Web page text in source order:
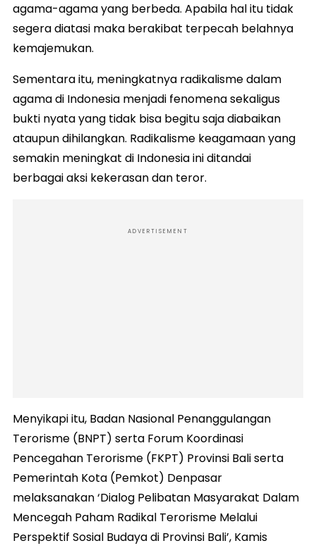
agama-agama yang berbeda. Apabila hal itu tidak
segera diatasi maka berakibat terpecah belahnya
kemajemukan.
Sementara itu, meningkatnya radikalisme dalam
agama di Indonesia menjadi fenomena sekaligus
bukti nyata yang tidak bisa begitu saja diabaikan
ataupun dihilangkan. Radikalisme keagamaan yang
semakin meningkat di Indonesia ini ditandai
berbagai aksi kekerasan dan teror.
ADVERTISEMENT
Menyikapi itu, Badan Nasional Penanggulangan
Terorisme (BNPT) serta Forum Koordinasi
Pencegahan Terorisme (FKPT) Provinsi Bali serta
Pemerintah Kota (Pemkot) Denpasar
melaksanakan ‘Dialog Pelibatan Masyarakat Dalam
Mencegah Paham Radikal Terorisme Melalui
Perspektif Sosial Budaya di Provinsi Bali’, Kamis